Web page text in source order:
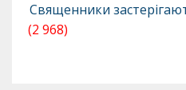
Священники
(2 968)